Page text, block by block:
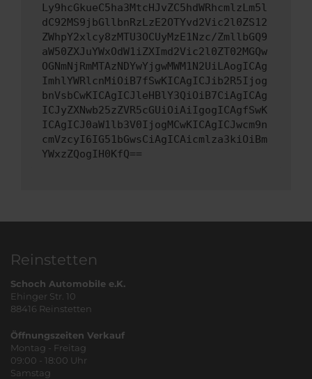
Ly9hcGkueC5ha3MtcHJvZC5hdWRhcmlzLm5l
dC92MS9jbGllbnRzLzE2OTYvd2Vic2l0ZS12
ZWhpY2xlcy8zMTU3OCUyMzE1Nzc/ZmllbGQ9
aW50ZXJuYWxOdW1iZXImd2Vic2l0ZT02MGQw
OGNmNjRmMTAzNDYwYjgwMWM1N2UiLAogICAg
ImhlYWRlcnMiOiB7fSwKICAgICJib2R5Ijog
bnVsbCwKICAgICJleHBlY3QiOiB7CiAgICAg
ICJyZXNwb25zZVR5cGUiOiAiIgogICAgfSwK
ICAgICJ0aW1lb3V0IjogMCwKICAgICJwcm9n
cmVzcyI6IG51bGwsCiAgICAicmlza3kiOiBm
YWxzZQogIH0KfQ==
Reinstetten
Schoch Automobile e.K.
Ehinger Str. 10
88416 Reinstetten
Öffnungszeiten Verkauf
Montag - Freitag
09:00 - 18:00 Uhr
Samstag